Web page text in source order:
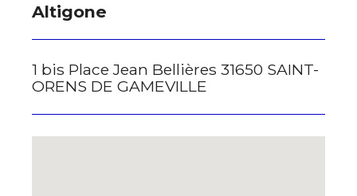
Altigone
1 bis Place Jean Bellières 31650 SAINT-
ORENS DE GAMEVILLE